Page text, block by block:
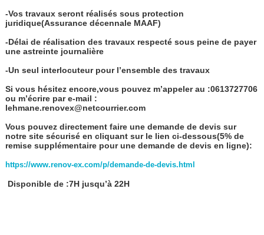
-Vos travaux seront réalisés sous protection
juridique(Assurance décennale MAAF)
-Délai de réalisation des travaux respecté sous peine de payer
une astreinte journalière
-Un seul interlocuteur pour l’ensemble des travaux
Si vous hésitez encore,vous pouvez m’appeler au :0613727706
ou m’écrire par e-mail :
lehmane.renovex@netcourrier.com
Vous pouvez directement faire une demande de devis sur
notre site sécurisé en cliquant sur le lien ci-dessous(5% de
remise supplémentaire pour une demande de devis en ligne):
https://www.renov-ex.com/p/demande-de-devis.html
Disponible de :7H jusqu’à 22H